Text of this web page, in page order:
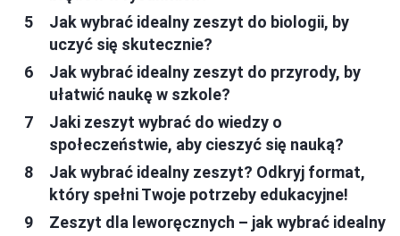
Jak wybrać idealny zeszyt do biologii, by
uczyć się skutecznie?
Jak wybrać idealny zeszyt do przyrody, by
ułatwić naukę w szkole?
Jaki zeszyt wybrać do wiedzy o
społeczeństwie, aby cieszyć się nauką?
Jak wybrać idealny zeszyt? Odkryj format,
który spełni Twoje potrzeby edukacyjne!
Zeszyt dla leworęcznych – jak wybrać idealny